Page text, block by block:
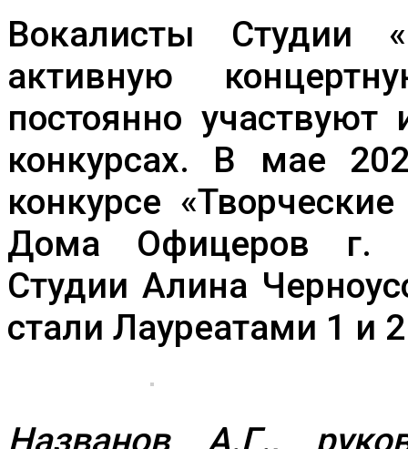
Вокалисты Студии
активную
постоянно
конкурсах. В мае
конкурсе
Дома Офицеров г.
Студии Алина
стали Лауреатами 1 и